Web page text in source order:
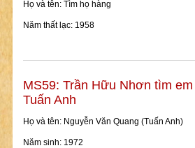
Họ và tên: Tìm họ hàng
Năm thất lạc: 1958
MS59: Trần Hữu Nhơn tìm em
Tuấn Anh
Họ và tên: Nguyễn Văn Quang (Tuấn Anh)
Năm sinh: 1972